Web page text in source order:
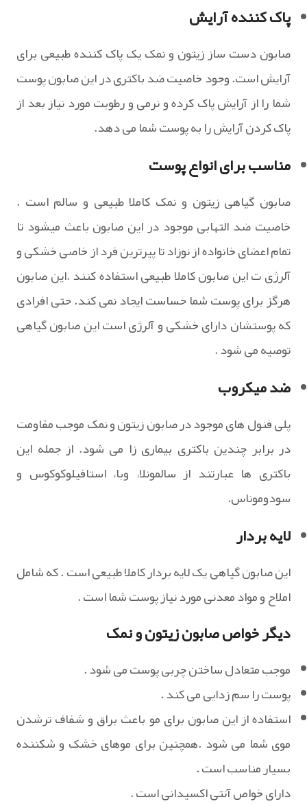
پاک کننده آرایش
صابون دست ساز زیتون و نمک یک پاک کننده طبیعی برای
آرایش است. وجود خاصیت ضد باکتری در این صابون پوست
شما را از آرایش پاک کرده و نرمی و رطوبت مورد نیاز بعد از
پاک کردن آرایش را به پوست شما می دهد.
مناسب برای انواع پوست
صابون گیاهی زیتون و نمک کاملا طبیعی و سالم است .
خاصیت ضد التهابی موجود در این صابون باعث میشود تا
تمام اعضای خانواده از نوزاد تا پیرترین فرد از خاصی خشکی و
آلرژی ت این صابون کاملا طبیعی استفاده کنند .این صابون
هرگز برای پوست شما حساست ایجاد نمی کند. حتی افرادی
که پوستشان دارای خشکی و آلرژی است این صابون گیاهی
توصیه می شود .
ضد میکروب
پلی فنول های موجود در صابون زیتون و نمک موجب مقاومت
در برابر چندین باکتری بیماری زا می شود. از جمله این
باکتری ها عبارتند از سالمونلا، وبا، استافیلوکوکوس و
سودوموناس.
لایه بردار
این صابون گیاهی یک لایه بردار کاملا طبیعی است . که شامل
املاح و مواد معدنی مورد نیاز پوست شما است .
دیگر خواص صابون زیتون و نمک
موجب متعادل ساختن چربی پوست می شود .
پوست را سم زدایی می کند .
استفاده از این صابون برای مو باعث براق و شفاف ترشدن
موی شما می شود .همچنین برای موهای خشک و شکننده
بسیار مناسب است .
دارای خواص آنتی اکسیدانی است .